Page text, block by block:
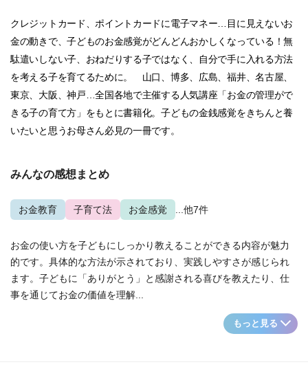
クレジットカード、ポイントカードに電子マネー…目に見えないお
金の動きで、子どものお金感覚がどんどんおかしくなっている！無
駄遣いしない子、おねだりする子ではなく、自分で手に入れる方法
を考える子を育てるために。 山口、博多、広島、福井、名古屋、
東京、大阪、神戸…全国各地で主催する人気講座「お金の管理がで
きる子の育て方」をもとに書籍化。子どもの金銭感覚をきちんと養
いたいと思うお母さん必見の一冊です。
みんなの感想まとめ
お金教育 子育て法 お金感覚 ...他7件
お金の使い方を子どもにしっかり教えることができる内容が魅力
的です。具体的な方法が示されており、実践しやすさが感じられ
ます。子どもに「ありがとう」と感謝される喜びを教えたり、仕
事を通じてお金の価値を理解...
もっと見る